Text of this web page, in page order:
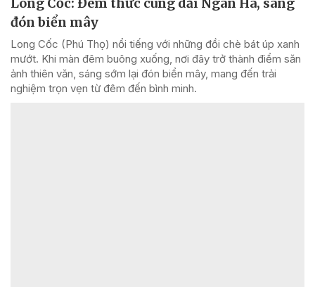
Long Cốc: Đêm thức cùng dải Ngân Hà, sáng
đón biển mây
Long Cốc (Phú Thọ) nổi tiếng với những đồi chè bát úp xanh
mướt. Khi màn đêm buông xuống, nơi đây trở thành điểm săn
ảnh thiên văn, sáng sớm lại đón biển mây, mang đến trải
nghiệm trọn vẹn từ đêm đến bình minh.